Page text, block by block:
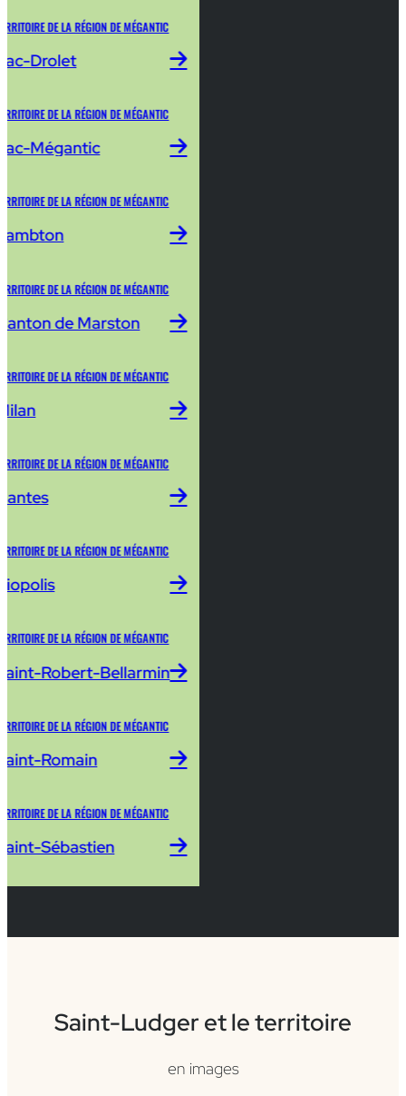
DE LA RÉGION DE MÉGANTIC
Drolet
DE LA RÉGION DE MÉGANTIC
Mégantic
DE LA RÉGION DE MÉGANTIC
DE LA RÉGION DE MÉGANTIC
de Marston
DE LA RÉGION DE MÉGANTIC
DE LA RÉGION DE MÉGANTIC
DE LA RÉGION DE MÉGANTIC
DE LA RÉGION DE MÉGANTIC
Robert-Bellarmin
DE LA RÉGION DE MÉGANTIC
Romain
DE LA RÉGION DE MÉGANTIC
Sébastien
Saint-Ludger et le territoire
en images